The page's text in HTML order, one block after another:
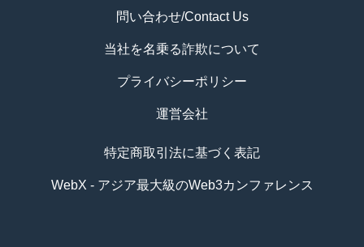
問い合わせ/Contact Us
当社を名乗る詐欺について
プライバシーポリシー
運営会社
特定商取引法に基づく表記
WebX - アジア最大級のWeb3カンファレンス